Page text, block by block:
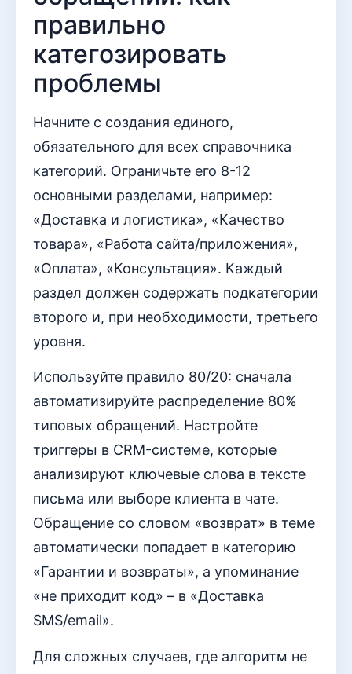
правильно
категозировать
проблемы
Начните с создания единого,
обязательного для всех справочника
категорий. Ограничьте его 8-12
основными разделами, например:
«Доставка и логистика», «Качество
товара», «Работа сайта/приложения»,
«Оплата», «Консультация». Каждый
раздел должен содержать подкатегории
второго и, при необходимости, третьего
уровня.
Используйте правило 80/20: сначала
автоматизируйте распределение 80%
типовых обращений. Настройте
триггеры в CRM-системе, которые
анализируют ключевые слова в тексте
письма или выборе клиента в чате.
Обращение со словом «возврат» в теме
автоматически попадает в категорию
«Гарантии и возвраты», а упоминание
«не приходит код» – в «Доставка
SMS/email».
Для сложных случаев, где алгоритм не